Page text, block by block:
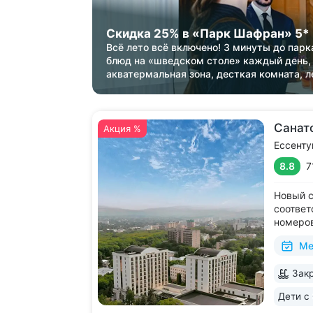
Скидка 25% в «Парк Шафран» 5*
Всё лето всё включено! 3 минуты до
блюд на «шведском столе» каждый день,
акватермальная зона, десткая комната,
Акция %
8.8
Новый
блюд.
до
Дети с